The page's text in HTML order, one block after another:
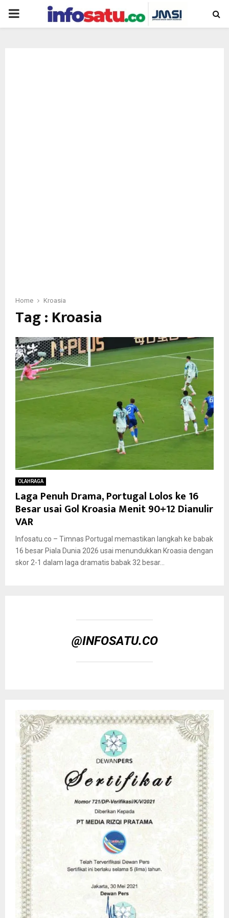
PRIMARY
Home Kroasia
Tag : Kroasia
OLAHRAGA
Laga Penuh Drama, Portugal Lolos ke 16
Besar usai Gol Kroasia Menit 90+12 Dianulir
VAR
Infosatu.co – Timnas Portugal memastikan langkah ke babak
16 besar Piala Dunia 2026 usai menundukkan Kroasia dengan
skor 2-1 dalam laga dramatis babak 32 besar...
@INFOSATU.CO